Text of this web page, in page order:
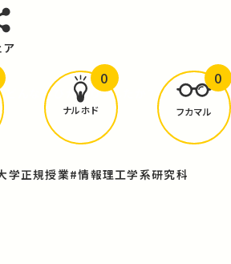
ア
どんな学びがありましたか？
ナルホド
0
フカマル
0
学正規授業#情報理工学系研究科